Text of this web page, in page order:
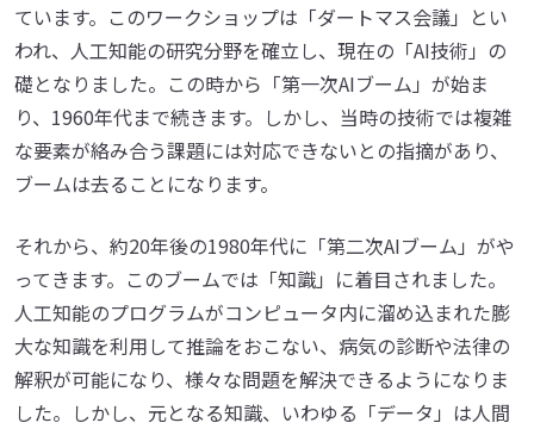
ています。このワークショップは「ダートマス会議」とい
われ、人工知能の研究分野を確立し、現在の「AI技術」の
礎となりました。この時から「第一次AIブーム」が始ま
り、1960年代まで続きます。しかし、当時の技術では複雑
な要素が絡み合う課題には対応できないとの指摘があり、
ブームは去ることになります。
それから、約20年後の1980年代に「第二次AIブーム」がや
ってきます。このブームでは「知識」に着目されました。
人工知能のプログラムがコンピュータ内に溜め込まれた膨
大な知識を利用して推論をおこない、病気の診断や法律の
解釈が可能になり、様々な問題を解決できるようになりま
した。しかし、元となる知識、いわゆる「データ」は人間